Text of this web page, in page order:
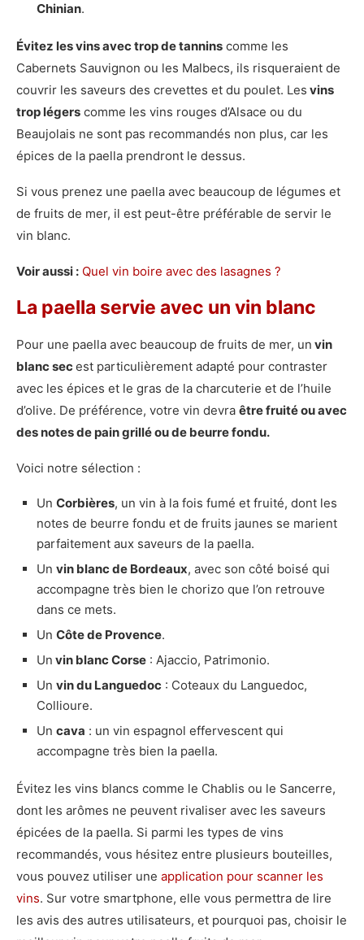
Chinian.
Évitez les vins avec trop de tannins comme les
Cabernets Sauvignon ou les Malbecs, ils risqueraient de
couvrir les saveurs des crevettes et du poulet. Les vins
trop légers comme les vins rouges d’Alsace ou du
Beaujolais ne sont pas recommandés non plus, car les
épices de la paella prendront le dessus.
Si vous prenez une paella avec beaucoup de légumes et
de fruits de mer, il est peut-être préférable de servir le
vin blanc.
Voir aussi : Quel vin boire avec des lasagnes ?
La paella servie avec un vin blanc
Pour une paella avec beaucoup de fruits de mer, un vin
blanc secest particulièrement adapté pour contraster
avec les épices et le gras de la charcuterie et de l’huile
d’olive. De préférence, votre vin devra être fruité ou avec
des notes de pain grillé ou de beurre fondu.
Voici notre sélection :
Un Corbières, un vin à la fois fumé et fruité, dont les
notes de beurre fondu et de fruits jaunes se marient
parfaitement aux saveurs de la paella.
Un vin blanc de Bordeaux, avec son côté boisé qui
accompagne très bien le chorizo que l’on retrouve
dans ce mets.
Un Côte de Provence.
Un vin blanc Corse : Ajaccio, Patrimonio.
Un vin du Languedoc : Coteaux du Languedoc,
Collioure.
Un cava : un vin espagnol effervescent qui
accompagne très bien la paella.
Évitez les vins blancs comme le Chablis ou le Sancerre,
dont les arômes ne peuvent rivaliser avec les saveurs
épicées de la paella. Si parmi les types de vins
recommandés, vous hésitez entre plusieurs bouteilles,
vous pouvez utiliser une application pour scanner les
vins. Sur votre smartphone, elle vous permettra de lire
les avis des autres utilisateurs, et pourquoi pas, choisir le